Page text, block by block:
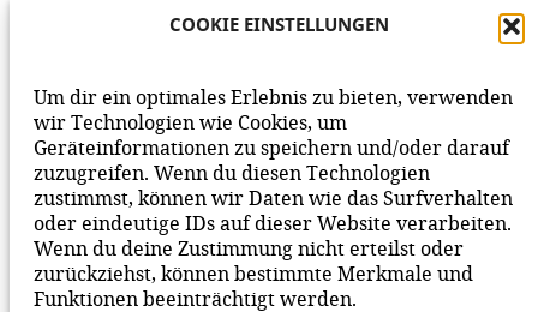
COOKIE EINSTELLUNGEN
Um dir ein optimales Erlebnis zu bieten, verwenden
wir Technologien wie Cookies, um
Geräteinformationen zu speichern und/oder darauf
zuzugreifen. Wenn du diesen Technologien
zustimmst, können wir Daten wie das Surfverhalten
oder eindeutige IDs auf dieser Website verarbeiten.
Wenn du deine Zustimmung nicht erteilst oder
zurückziehst, können bestimmte Merkmale und
Funktionen beeinträchtigt werden.
AKZEPTIERE DIESE.WIR FREUEN UNS ÜBER
MITEINANDER AUF UNSERER SEITE.